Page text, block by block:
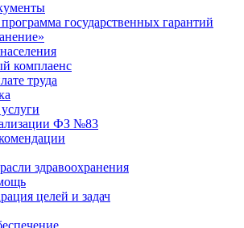
государственных гарантий
комплаенс
труда
ФЗ №83
здравоохранения
целей и задач